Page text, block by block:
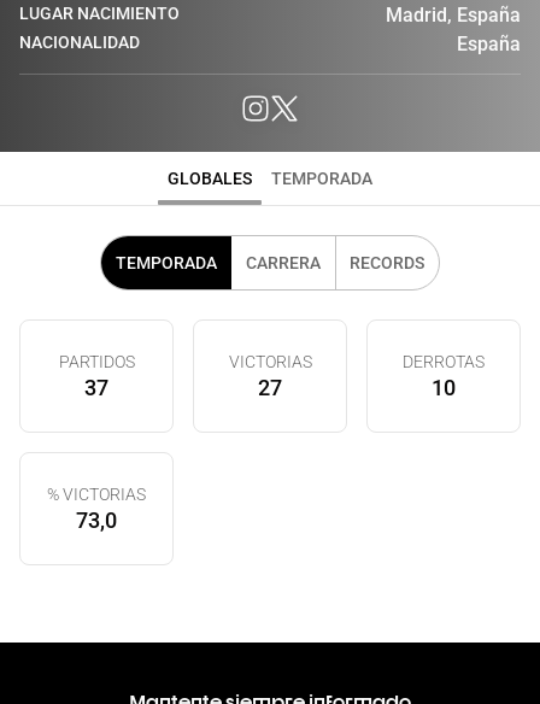
LUGAR NACIMIENTO Madrid, España
NACIONALIDAD España
GLOBALES TEMPORADA
TEMPORADA CARRERA RECORDS
PARTIDOS
37
VICTORIAS
27
DERROTAS
10
% VICTORIAS
73,0